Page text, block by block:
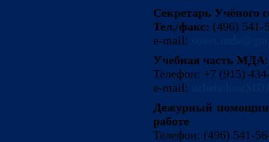
Секретарь Учёного
Тел./факс: (496) 541-
e-mail:
Учебная часть МДА:
Телефон: +7 (915)
e-mail:
Дежурный
работе
Телефон: (496) 541-